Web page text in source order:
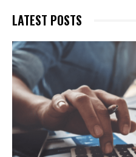
LATEST POSTS